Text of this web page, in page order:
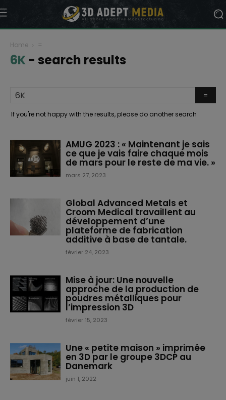
Home =
6K- search results
If you're not happy with the results, please do another search
AMUG 2023 : « Maintenant je sais
ce que je vais faire chaque mois
de mars pour le reste de ma vie. »
mars 27, 2023
Global Advanced Metals et
Croom Medical travaillent au
développement d’une
plateforme de fabrication
additive à base de tantale.
février 24, 2023
Mise à jour: Une nouvelle
approche de la production de
poudres métalliques pour
l’impression 3D
février 15, 2023
Une « petite maison » imprimée
en 3D par le groupe 3DCP au
Danemark
juin 1, 2022